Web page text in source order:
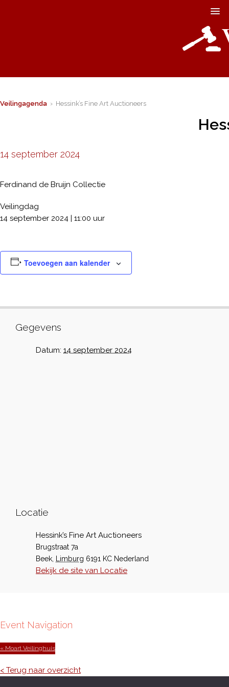
Veilingagenda › Hessink’s Fine Art Auctioneers
14 september 2024
Ferdinand de Bruijn Collectie
Veilingdag
14 september 2024 | 11:00 uur
Toevoegen aan kalender
Gegevens
Datum: 14 september 2024
Locatie
Hessink’s Fine Art Auctioneers
Brugstraat 7a
Beek
Limburg 6191 KC Nederland
Bekijk de site van Locatie
Event Navigation
« Moart Veilinghuis
< Terug naar overzicht